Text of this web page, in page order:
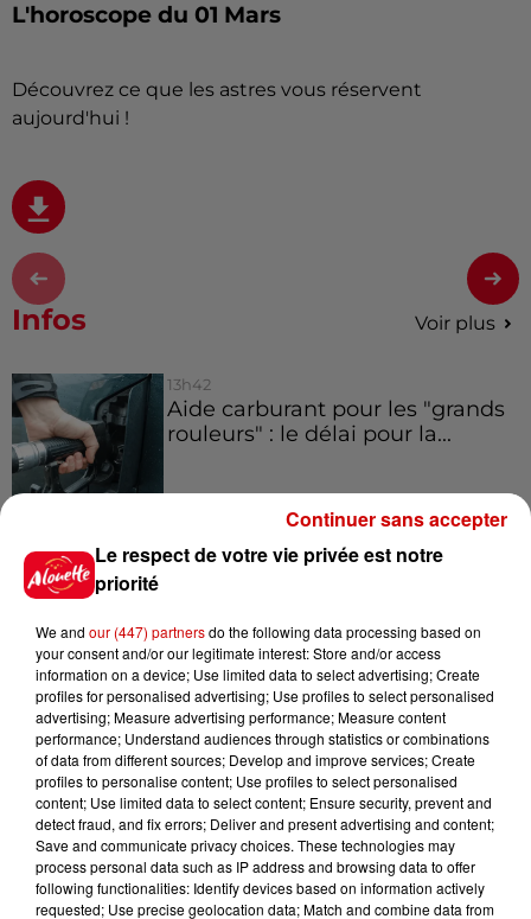
L'horoscope du 01 Mars
Découvrez ce que les astres vous réservent
aujourd'hui !
Infos Voir plus
13h42
Aide carburant pour les "grands
rouleurs" : le délai pour la...
Royan : elle tente d’écraser son
9h45
Cambriolages : plus de 18 000
logements visités en juillet 2026,
en...
7 août 2026
Pape Léon XIV en France : quel
est son programme ?
Le respect de votre vie privée est notre
priorité
We and our (447) partnersdo the following data processing based on
your consent and/or our legitimate interest: Store and/or access
information on a device; Use limited data to select advertising; Create
profiles for personalised advertising; Use profiles to select personalised
advertising; Measure advertising performance; Measure content
performance; Understand audiences through statistics or combinations
of data from different sources; Develop and improve services; Create
profiles to personalise content; Use profiles to select personalised
content; Use limited data to select content; Ensure security, prevent and
detect fraud, and fix errors; Deliver and present advertising and content;
Save and communicate privacy choices. These technologies may
process personal data such as IP address and browsing data to offer
following functionalities: Identify devices based on information actively
requested; Use precise geolocation data; Match and combine data from
Continuer sans accepter